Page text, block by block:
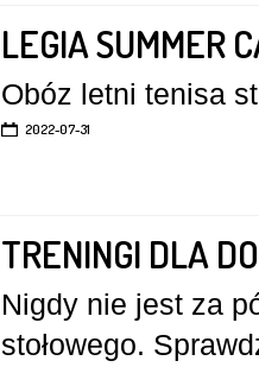
LEGIA SUMMER
Obóz letni tenisa
2022-07-31
TRENINGI DLA
Nigdy nie jest za
stołowego.